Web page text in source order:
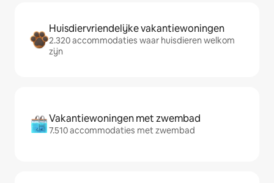
Huisdiervriendelijke vakantiewoningen
2.320 accommodaties waar huisdieren welkom
zijn
Vakantiewoningen met zwembad
7.510 accommodaties met zwembad